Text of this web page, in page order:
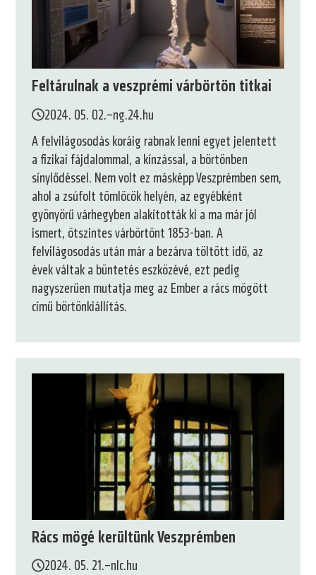
Feltárulnak a veszprémi várbörtön titkai
2024. 05. 02.–ng.24.hu
A felvilágosodás koráig rabnak lenni egyet jelentett
a fizikai fájdalommal, a kínzással, a börtönben
sínylődéssel. Nem volt ez másképp Veszprémben sem,
ahol a zsúfolt tömlöcök helyén, az egyébként
gyönyörű várhegyben alakították ki a ma már jól
ismert, ötszintes várbörtönt 1853-ban. A
felvilágosodás után már a bezárva töltött idő, az
évek váltak a büntetés eszközévé, ezt pedig
nagyszerűen mutatja meg az Ember a rács mögött
című börtönkiállítás.
Rács mögé kerültünk Veszprémben
2024. 05. 21.–nlc.hu